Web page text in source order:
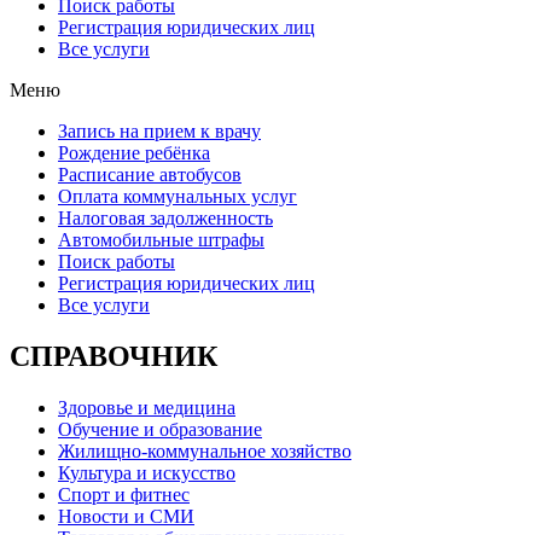
Поиск работы
Регистрация юридических лиц
Все услуги
Меню
Запись на прием к врачу
Рождение ребёнка
Расписание автобусов
Оплата коммунальных услуг
Налоговая задолженность
Автомобильные штрафы
Поиск работы
Регистрация юридических лиц
Все услуги
СПРАВОЧНИК
Здоровье и медицина
Обучение и образование
Жилищно-коммунальное хозяйство
Культура и искусство
Спорт и фитнес
Новости и СМИ